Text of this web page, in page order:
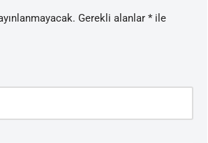
Gerekli alanlar *ile